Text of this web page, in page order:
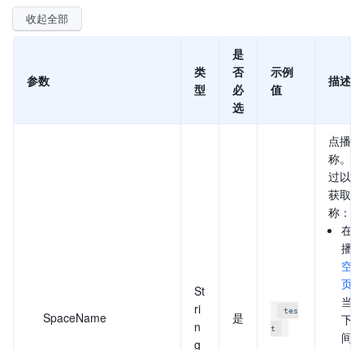
收起全部
参数
类
型
是
否
必
选
示例
值
描述
SpaceName
St
ri
n
g
是
tes
t
点播
称。
过以
获取
称：
在
播
空
页面
当
下
间